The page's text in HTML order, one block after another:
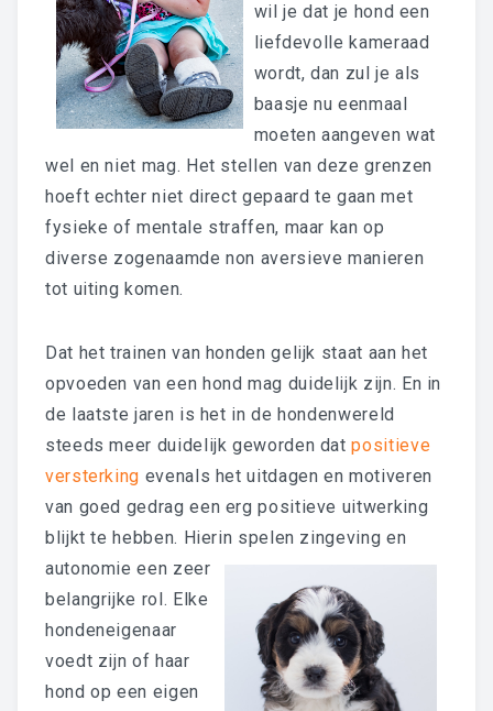
wil je dat je hond een
liefdevolle kameraad
wordt, dan zul je als
baasje nu eenmaal
moeten aangeven wat
wel en niet mag. Het stellen van deze grenzen
hoeft echter niet direct gepaard te gaan met
fysieke of mentale straffen, maar kan op
diverse zogenaamde non aversieve manieren
tot uiting komen.
Dat het trainen van honden gelijk staat aan het
opvoeden van een hond mag duidelijk zijn. En in
de laatste jaren is het in de hondenwereld
steeds meer duidelijk geworden datpositieve
versterking evenals het uitdagen en motiveren
van goed gedrag een erg positieve uitwerking
blijkt te hebben. Hierin spelen zingeving en
autonomie een zeer
belangrijke rol. Elke
hondeneigenaar
voedt zijn of haar
hond op een eigen